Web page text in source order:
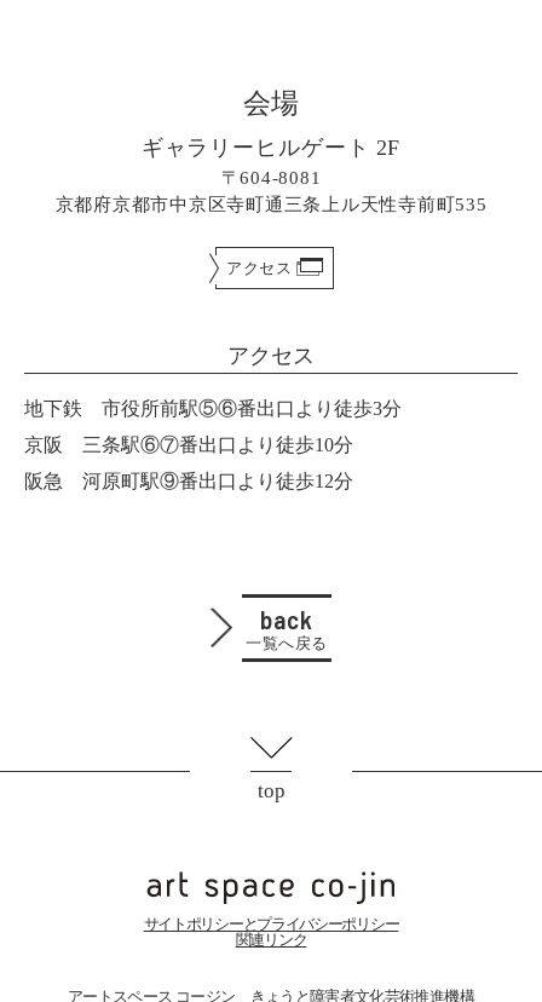
会場
ギャラリーヒルゲート 2F
〒604-8081
京都府京都市中京区寺町通三条上ル天性寺前町535
アクセス
アクセス
地下鉄 市役所前駅⑤⑥番出口より徒歩3分
京阪 三条駅⑥⑦番出口より徒歩10分
阪急 河原町駅⑨番出口より徒歩12分
back
一覧へ戻る
top
サイトポリシーとプライバシーポリシー
関連リンク
アートスペース コージン きょうと障害者文化芸術推進機構